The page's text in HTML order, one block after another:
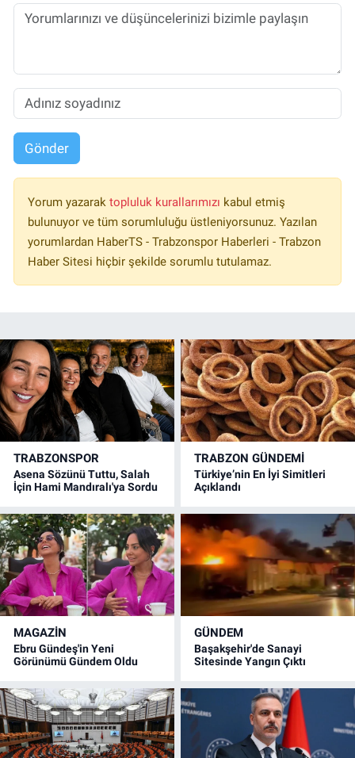
Gönder
Yorum yazarak topluluk kurallarımızı kabul etmiş
bulunuyor ve tüm sorumluluğu üstleniyorsunuz. Yazılan
yorumlardan HaberTS - Trabzonspor Haberleri - Trabzon
Haber Sitesi hiçbir şekilde sorumlu tutulamaz.
TRABZONSPOR
Asena Sözünü Tuttu, Salah
İçin Hami Mandıralı'ya Sordu
TRABZON GÜNDEMİ
Türkiye’nin En İyi Simitleri
Açıklandı
MAGAZİN
Ebru Gündeş'in Yeni
Görünümü Gündem Oldu
GÜNDEM
Başakşehir'de Sanayi
Sitesinde Yangın Çıktı